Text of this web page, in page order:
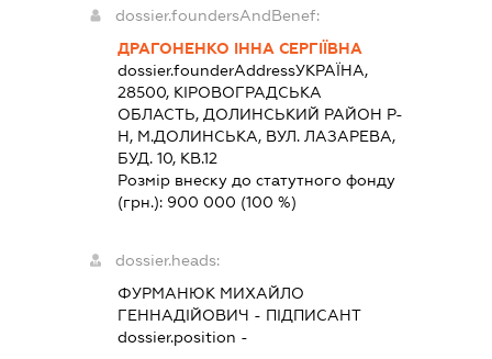
dossier.foundersAndBenef:
ДРАГОНЕНКО ІННА СЕРГІЇВНА
dossier.founderAddressУКРАЇНА,
28500, КIРОВОГРАДСЬКА
ОБЛАСТЬ, ДОЛИНСЬКИЙ РАЙОН Р-
Н, М.ДОЛИНСЬКА, ВУЛ. ЛАЗАРЕВА,
БУД. 10, КВ.12
Розмір внеску до статутного фонду
(грн.): 900 000 (100 %)
dossier.heads:
ФУРМАНЮК МИХАЙЛО
ГЕННАДІЙОВИЧ - ПІДПИСАНТ
dossier.position -